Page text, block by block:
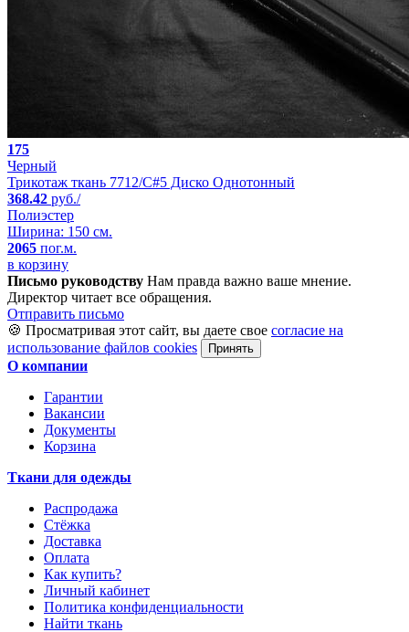
175
Черный
Трикотаж ткань 7712/C#5 Диско Однотонный
368.42 руб./
Полиэстер
Ширина: 150 см.
2065 пог.м.
в корзину
Письмо руководству Нам правда важно ваше мнение.
Директор читает все обращения.
Отправить письмо
🍪 Просматривая этот сайт, вы даете свое согласие на
использование файлов cookies
Принять
О компании
Гарантии
Вакансии
Документы
Корзина
Ткани для одежды
Распродажа
Стёжка
Доставка
Оплата
Как купить?
Личный кабинет
Политика конфиденциальности
Найти ткань